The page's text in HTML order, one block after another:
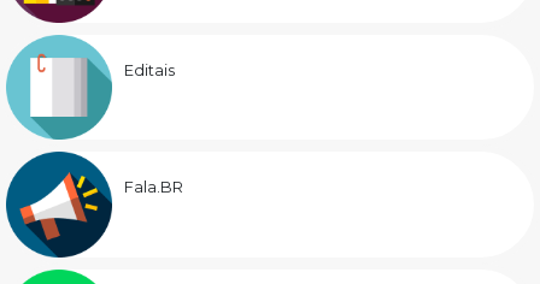
Editais
Fala.BR